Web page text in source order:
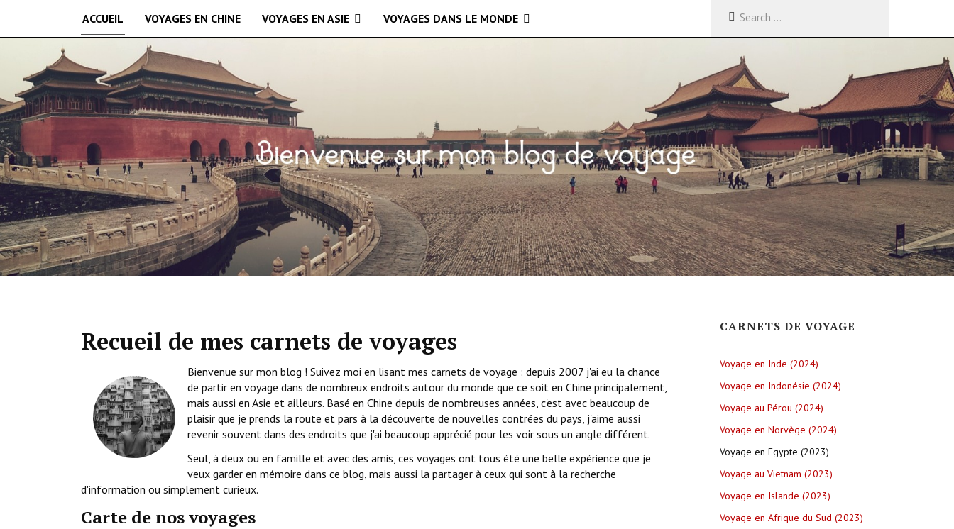
ACCUEIL VOYAGES EN CHINE VOYAGES EN ASIE VOYAGES DANS LE MONDE
Recueil de mes carnets de voyages
Bienvenue sur mon blog ! Suivez moi en lisant mes carnets de voyage : depuis 2007 j'ai eu la chance
de partir en voyage dans de nombreux endroits autour du monde que ce soit en Chine principalement,
mais aussi en Asie et ailleurs. Basé en Chine depuis de nombreuses années, c'est avec beaucoup de
plaisir que je prends la route et pars à la découverte de nouvelles contrées du pays, j'aime aussi
revenir souvent dans des endroits que j'ai beaucoup apprécié pour les voir sous un angle différent.
Seul, à deux ou en famille et avec des amis, ces voyages ont tous été une belle expérience que je
veux garder en mémoire dans ce blog, mais aussi la partager à ceux qui sont à la recherche
d'information ou simplement curieux.
Carte de nos voyages
CARNETS DE VOYAGE
Voyage en Inde (2024)
Voyage en Indonésie (2024)
Voyage au Pérou (2024)
Voyage en Norvège (2024)
Voyage en Egypte (2023)
Voyage au Vietnam (2023)
Voyage en Islande (2023)
Voyage en Afrique du Sud (2023)